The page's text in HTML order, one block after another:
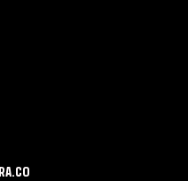
RA.CO